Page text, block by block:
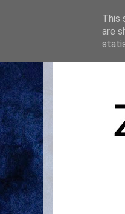
This
are